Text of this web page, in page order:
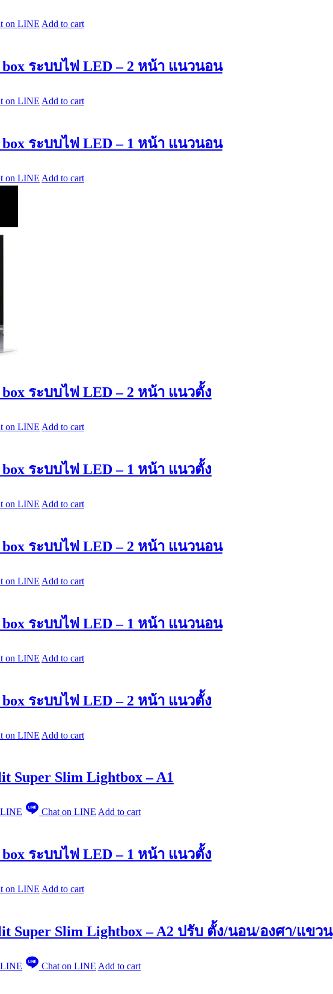
on LINE Add to cart
ระบบไฟ LED – 2 หน้า แนวนอน
on LINE Add to cart
ระบบไฟ LED – 1 หน้า แนวนอน
on LINE Add to cart
ระบบไฟ LED – 2 หน้า แนวตั้ง
on LINE Add to cart
ระบบไฟ LED – 1 หน้า แนวตั้ง
on LINE Add to cart
ระบบไฟ LED – 2 หน้า แนวนอน
on LINE Add to cart
ระบบไฟ LED – 1 หน้า แนวนอน
on LINE Add to cart
ระบบไฟ LED – 2 หน้า แนวตั้ง
on LINE Add to cart
Super Slim Lightbox – A1
Chat on LINE Add to cart
ระบบไฟ LED – 1 หน้า แนวตั้ง
on LINE Add to cart
Super Slim Lightbox – A2 ปรับ ตั้ง/นอน/องศา/แขวน
Chat on LINE Add to cart